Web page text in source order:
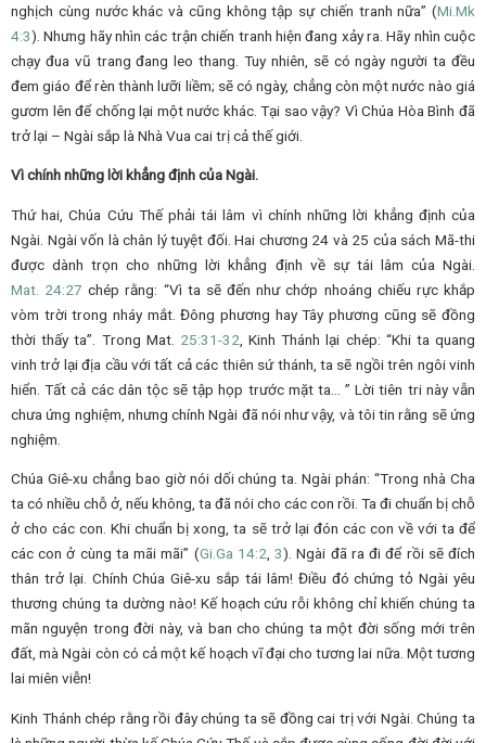
nghịch cùng nước khác và cũng không tập sự chiến tranh nữa” (Mi.Mk
4:3). Nhưng hãy nhìn các trận chiến tranh hiện đang xảy ra. Hãy nhìn cuộc
chạy đua vũ trang đang leo thang. Tuy nhiên, sẽ có ngày người ta đều
đem giáo để rèn thành lưỡi liềm; sẽ có ngày, chẳng còn một nước nào giá
gươm lên để chống lại một nước khác. Tại sao vậy? Vì Chúa Hòa Bình đã
trở lại – Ngài sắp là Nhà Vua cai trị cả thế giới.
Vì chính những lời khẳng định của Ngài.
Thứ hai, Chúa Cứu Thế phải tái lâm vì chính những lời khẳng định của
Ngài. Ngài vốn là chân lý tuyệt đối. Hai chương 24 và 25 của sách Mã-thi
được dành trọn cho những lời khẳng định về sự tái lâm của Ngài.
Mat. 24:27 chép rằng: “Vì ta sẽ đến như chớp nhoáng chiếu rực khắp
vòm trời trong nháy mắt. Đông phương hay Tây phương cũng sẽ đồng
thời thấy ta”. Trong Mat. 25:31-32 , Kinh Thánh lại chép: “Khi ta quang
vinh trở lại địa cầu với tất cả các thiên sứ thánh, ta sẽ ngồi trên ngôi vinh
hiển. Tất cả các dân tộc sẽ tập họp trước mặt ta… ” Lời tiên tri này vẫn
chưa ứng nghiệm, nhưng chính Ngài đã nói như vậy, và tôi tin rằng sẽ ứng
nghiệm.
Chúa Giê-xu chẳng bao giờ nói dối chúng ta. Ngài phán: “Trong nhà Cha
ta có nhiều chỗ ở, nếu không, ta đã nói cho các con rồi. Ta đi chuẩn bị chỗ
ở cho các con. Khi chuẩn bị xong, ta sẽ trở lại đón các con về với ta để
các con ở cùng ta mãi mãi” (Gi.Ga 14:2,3). Ngài đã ra đi để rồi sẽ đích
thân trở lại. Chính Chúa Giê-xu sắp tái lâm! Điều đó chứng tỏ Ngài yêu
thương chúng ta dường nào! Kế hoạch cứu rỗi không chỉ khiến chúng ta
mãn nguyện trong đời này, và ban cho chúng ta một đời sống mới trên
đất, mà Ngài còn có cả một kế hoạch vĩ đại cho tương lai nữa. Một tương
lai miên viễn!
Kinh Thánh chép rằng rồi đây chúng ta sẽ đồng cai trị với Ngài. Chúng ta